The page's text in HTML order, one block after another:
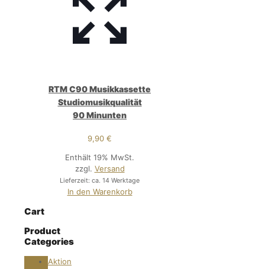
RTM C90 Musikkassette
Studiomusikqualität
90 Minunten
9,90€
Enthält 19% MwSt.
zzgl. Versand
Lieferzeit: ca. 14 Werktage
In den Warenkorb
Cart
Product
Categories
Aktion